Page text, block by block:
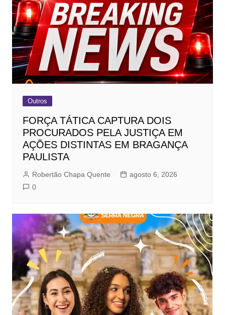
Outros
FORÇA TÁTICA CAPTURA DOIS
PROCURADOS PELA JUSTIÇA EM
AÇÕES DISTINTAS EM BRAGANÇA
PAULISTA
Robertão Chapa Quente
agosto 6, 2026
0